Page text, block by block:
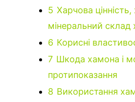
5 Харчова цінність,
мінеральний склад
6 Корисні
7 Шкода хамона і
протипоказання
8 Використання